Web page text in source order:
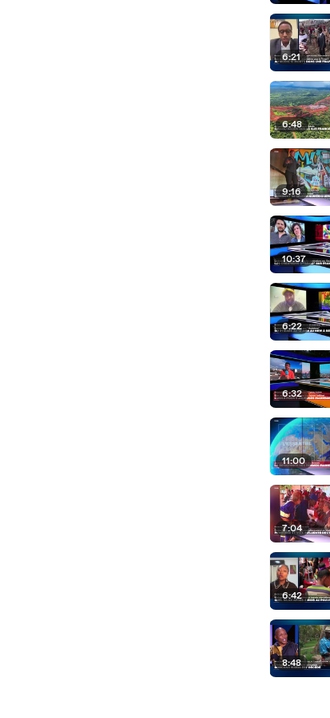
6:21
6:48
9:16
10:37
6:22
6:32
11:00
7:04
6:42
8:48